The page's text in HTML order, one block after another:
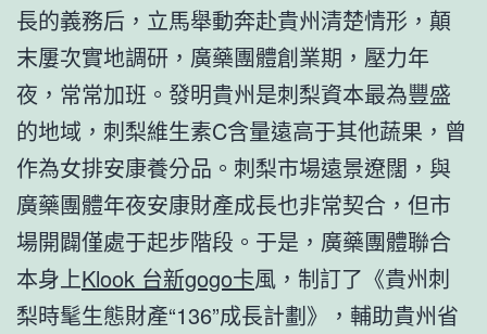
長的義務后，立馬舉動奔赴貴州清楚情形，顛
末屢次實地調研，廣藥團體創業期，壓力年
夜，常常加班。發明貴州是刺梨資本最為豐盛
的地域，刺梨維生素C含量遠高于其他蔬果，曾
作為女排安康養分品。刺梨市場遠景遼闊，與
廣藥團體年夜安康財產成長也非常契合，但市
場開闢僅處于起步階段。于是，廣藥團體聯合
本身上Klook 台新gogo卡風，制訂了《貴州刺
梨時髦生態財產“136”成長計劃》，輔助貴州省